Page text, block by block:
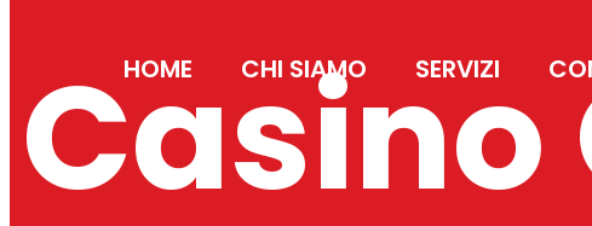
HOME CHI SIAMO SERVIZI
Casino